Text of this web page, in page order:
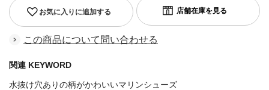
お気に入りに追加する
この商品について問い合わせる
関連 KEYWORD
水抜け穴ありの柄がかわいいマリンシューズ